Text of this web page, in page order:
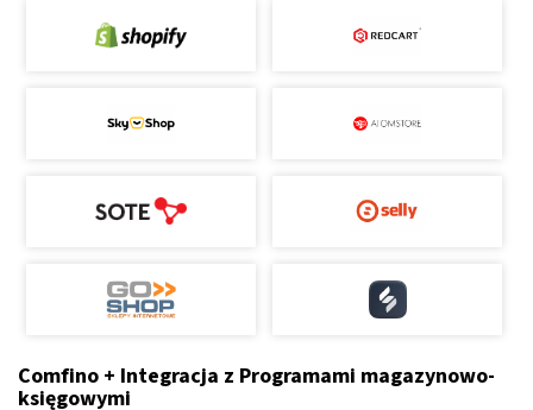
Comfino + Integracja z Programami magazynowo-
księgowymi